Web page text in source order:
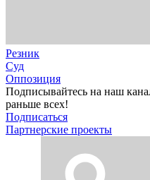
Резник
Суд
Оппозиция
Подписывайтесь на наш
раньше всех!
Подписаться
Партнерские проекты